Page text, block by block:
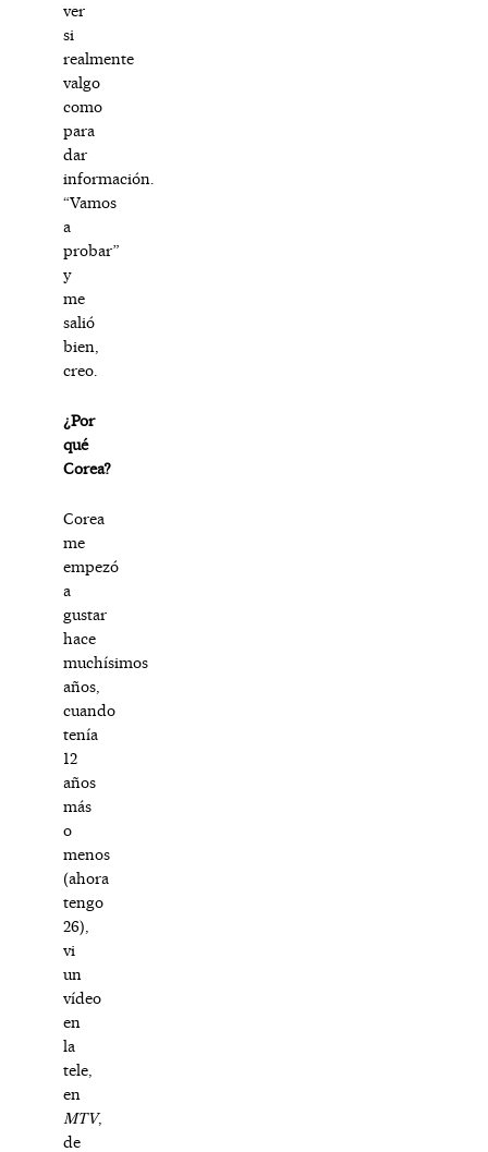
ver
si
realmente
valgo
como
para
dar
información.
“Vamos
a
probar”
y
me
salió
bien,
creo.
¿Por
qué
Corea?
Corea
me
empezó
a
gustar
hace
muchísimos
años,
cuando
tenía
12
años
más
o
menos
(ahora
tengo
26),
vi
un
vídeo
en
la
tele,
en
MTV,
de